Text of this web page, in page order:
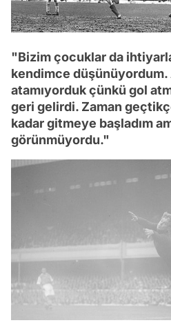
"Bizim çocuklar da
kendimce düşünüyordum.
atamıyorduk çünkü gol
geri gelirdi. Zaman
kadar gitmeye başladım
görünmüyordu."